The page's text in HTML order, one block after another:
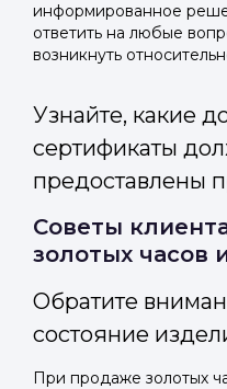
информированное
ответить на любые
возникнуть
Узнайте, какие
сертификаты
предоставлены
Советы
золотых часов
Обратите
состояние
При продаже золотых